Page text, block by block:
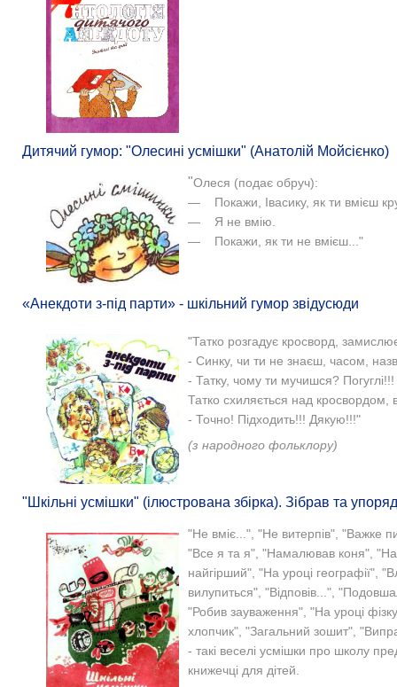
Дитячий гумор: "Олесині усмішки" (Анатолій Мойсієнко)
"Олеся (подає обруч):
— Покажи, Івасику, як ти вмієш
— Я не вмію.
— Покажи, як ти не вмієш..."
«Анекдоти з-під парти» - шкільний гумор звідусюди
"Татко розгадує кросворд,
- Синку, чи ти не знаєш, часом,
- Татку, чому ти мучишся? Погуглі!!!
Татко схиляється над кросвордом,
- Точно! Підходить!!! Дякую!!!"
(з народного фольклору)
"Шкільні усмішки" (ілюстрована збірка). Зібрав та
"Не вміє...", "Не витерпів", "Важке
"Все я та я", "Намалював коня",
найгірший", "На уроці географії",
вилупиться", "Відповів...",
"Робив зауваження", "На уроці
хлопчик", "Загальний зошит",
- такі веселі усмішки про школу
книжечці для дітей.